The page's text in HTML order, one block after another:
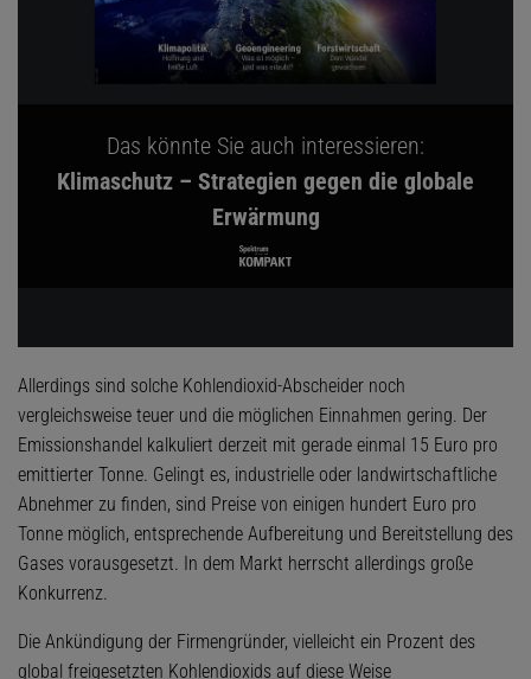
Das könnte Sie auch interessieren:
Klimaschutz – Strategien gegen die globale
Erwärmung
Allerdings sind solche Kohlendioxid-Abscheider noch
vergleichsweise teuer und die möglichen Einnahmen gering. Der
Emissionshandel kalkuliert derzeit mit gerade einmal 15 Euro pro
emittierter Tonne. Gelingt es, industrielle oder landwirtschaftliche
Abnehmer zu finden, sind Preise von einigen hundert Euro pro
Tonne möglich, entsprechende Aufbereitung und Bereitstellung des
Gases vorausgesetzt. In dem Markt herrscht allerdings große
Konkurrenz.
Die Ankündigung der Firmengründer, vielleicht ein Prozent des
global freigesetzten Kohlendioxids auf diese Weise